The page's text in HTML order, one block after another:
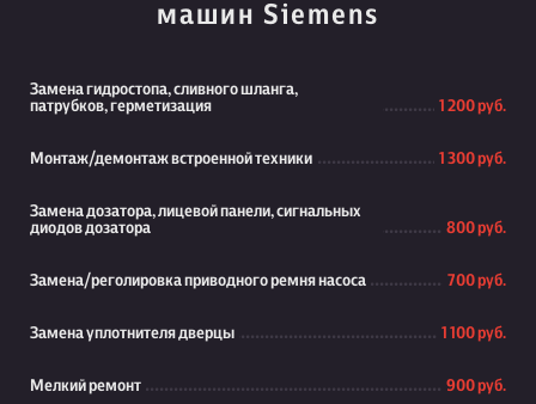
машин Siemens
Замена гидростопа, сливного шланга,
патрубков, герметизация
1 200 руб.
Монтаж/демонтаж встроенной техники 1 300 руб.
Замена дозатора, лицевой панели, сигнальных
диодов дозатора
800 руб.
Замена/реголировка приводного ремня насоса 700 руб.
Замена уплотнителя дверцы 1 100 руб.
Мелкий ремонт 900 руб.